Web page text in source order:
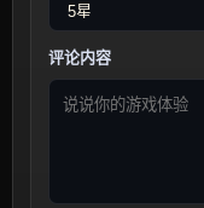
评论内容